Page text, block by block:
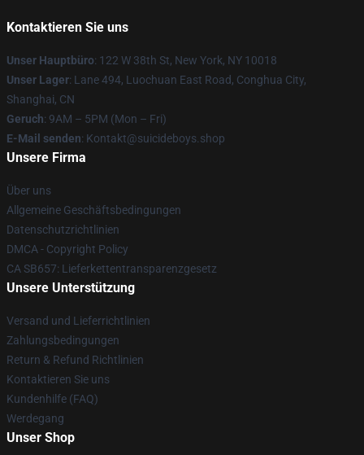
Kontaktieren Sie uns
Unser Hauptbüro: 122 W 38th St, New York, NY 10018
Unser Lager: Lane 494, Luochuan East Road, Conghua City,
Shanghai, CN
Geruch: 9AM – 5PM (Mon – Fri)
E-Mail senden: Kontakt@suicideboys.shop
Unsere Firma
Über uns
Allgemeine Geschäftsbedingungen
Datenschutzrichtlinien
DMCA - Copyright Policy
CA SB657: Lieferkettentransparenzgesetz
Unsere Unterstützung
Versand und Lieferrichtlinien
Zahlungsbedingungen
Return & Refund Richtlinien
Kontaktieren Sie uns
Kundenhilfe (FAQ)
Werdegang
Unser Shop